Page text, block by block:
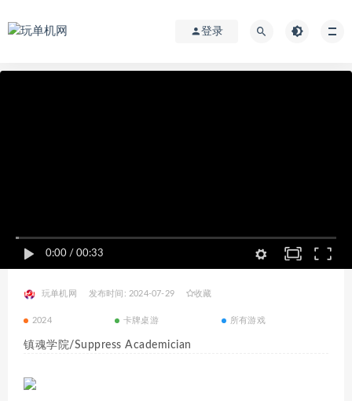
登录
0:00 / 00:33
玩单机网 发布时间: 2024-07-29 收藏
2024 卡牌桌游 所有游戏
镇魂学院/Suppress Academician